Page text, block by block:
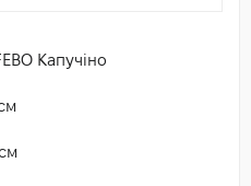
Капучіно